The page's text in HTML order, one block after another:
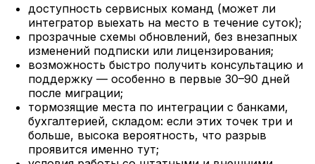
доступность сервисных команд (может ли
интегратор выехать на место в течение суток);
прозрачные схемы обновлений, без внезапных
изменений подписки или лицензирования;
возможность быстро получить консультацию и
поддержку — особенно в первые 30–90 дней
после миграции;
тормозящие места по интеграции с банками,
бухгалтерией, складом: если этих точек три и
больше, высока вероятность, что разрыв
проявится именно тут;